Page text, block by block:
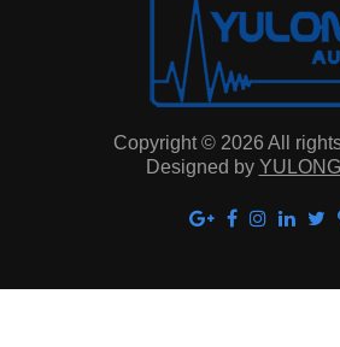
Copyright © 2026 All
Designed by